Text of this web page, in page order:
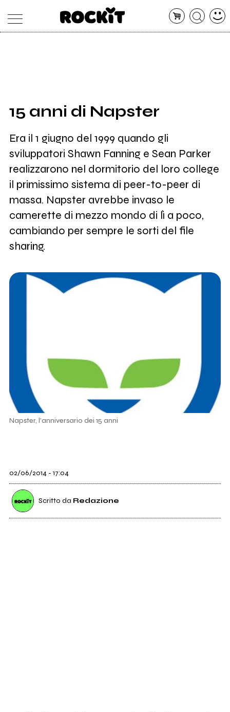
SHOP
15 anni di Napster
Era il 1 giugno del 1999 quando gli
sviluppatori Shawn Fanning e Sean Parker
realizzarono nel dormitorio del loro college
il primissimo sistema di peer-to-peer di
massa. Napster avrebbe invaso le
camerette di mezzo mondo di lì a poco,
cambiando per sempre le sorti del file
sharing.
Napster, l'anniversario dei 15 anni
02/06/2014 - 17:04
Scritto da Redazione